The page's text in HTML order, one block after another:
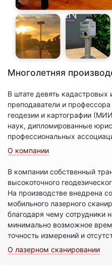
Многолетняя
В штате девять
преподаватели и
геодезии и картографии
наук, дипломированные
профессиональных
О компании
В компании собственный
высокоточного
На производстве внедрена
мобильного лазерного
благодаря чему сотрудники
минимально возможное
точность измерений и
О лазерном сканировании